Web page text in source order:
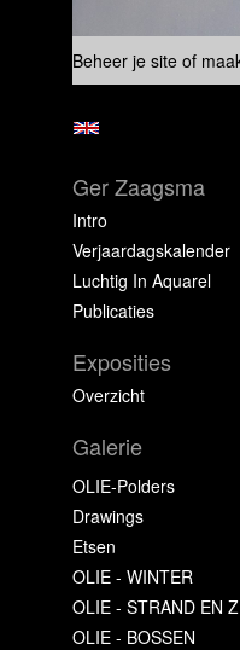
Beheer je site of
Ger Zaagsma
Intro
Verjaardagskalender
Luchtig In Aquarel
Publicaties
Exposities
Overzicht
Galerie
OLIE-Polders
Drawings
Etsen
OLIE - WINTER
OLIE - STRAND EN
OLIE - BOSSEN